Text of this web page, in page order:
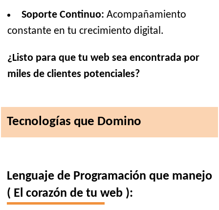
Soporte Continuo: Acompañamiento
constante en tu crecimiento digital.
¿Listo para que tu web sea encontrada por
miles de clientes potenciales?
Tecnologías que Domino
Lenguaje de Programación que manejo
( El corazón de tu web ):